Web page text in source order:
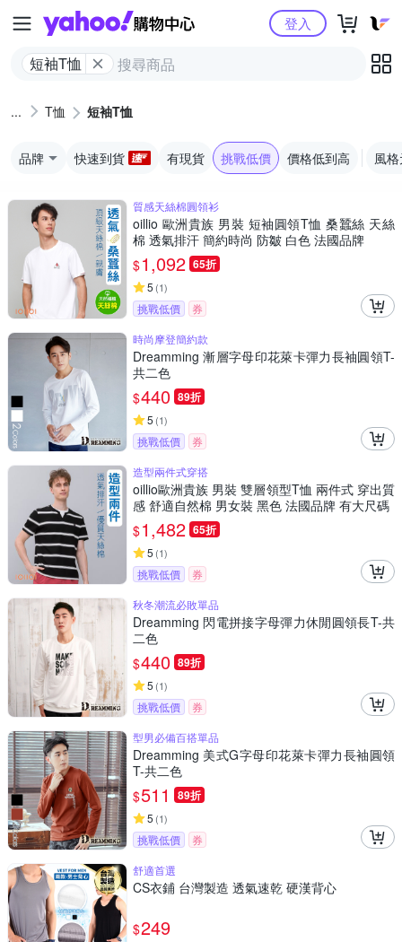
Yahoo購物中心
短袖T恤
登入
T恤 短袖T恤
品牌 快速到貨 有現貨 挑戰低價 價格低到高 風
質感天絲棉圓領衫
oillio 歐洲貴族 男裝 短袖圓領T恤 桑蠶絲 天絲
棉 透氣排汗 簡約時尚 防皺 白色 法國品牌
$1,092 65折
5 (1)
挑戰低價
券
時尚摩登簡約款
Dreamming 漸層字母印花萊卡彈力長袖圓領T-
共二色
$440 89折
5 (1)
挑戰低價
券
造型兩件式穿搭
oillio歐洲貴族 男裝 雙層領型T恤 兩件式 穿出質
感 舒適自然棉 男女裝 黑色 法國品牌 有大尺碼
$1,482 65折
5 (1)
挑戰低價
券
秋冬潮流必敗單品
Dreamming 閃電拼接字母彈力休閒圓領長T-共
二色
$440 89折
5 (1)
挑戰低價
券
型男必備百搭單品
Dreamming 美式G字母印花萊卡彈力長袖圓領
T-共二色
$511 89折
5 (1)
挑戰低價
券
舒適首選
CS衣鋪 台灣製造 透氣速乾 硬漢背心
$249